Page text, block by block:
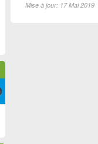
Mise à jour: 17 Mai 2019